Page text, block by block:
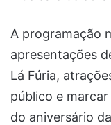
A programação
apresentações
Lá Fúria,
público e
do aniversário